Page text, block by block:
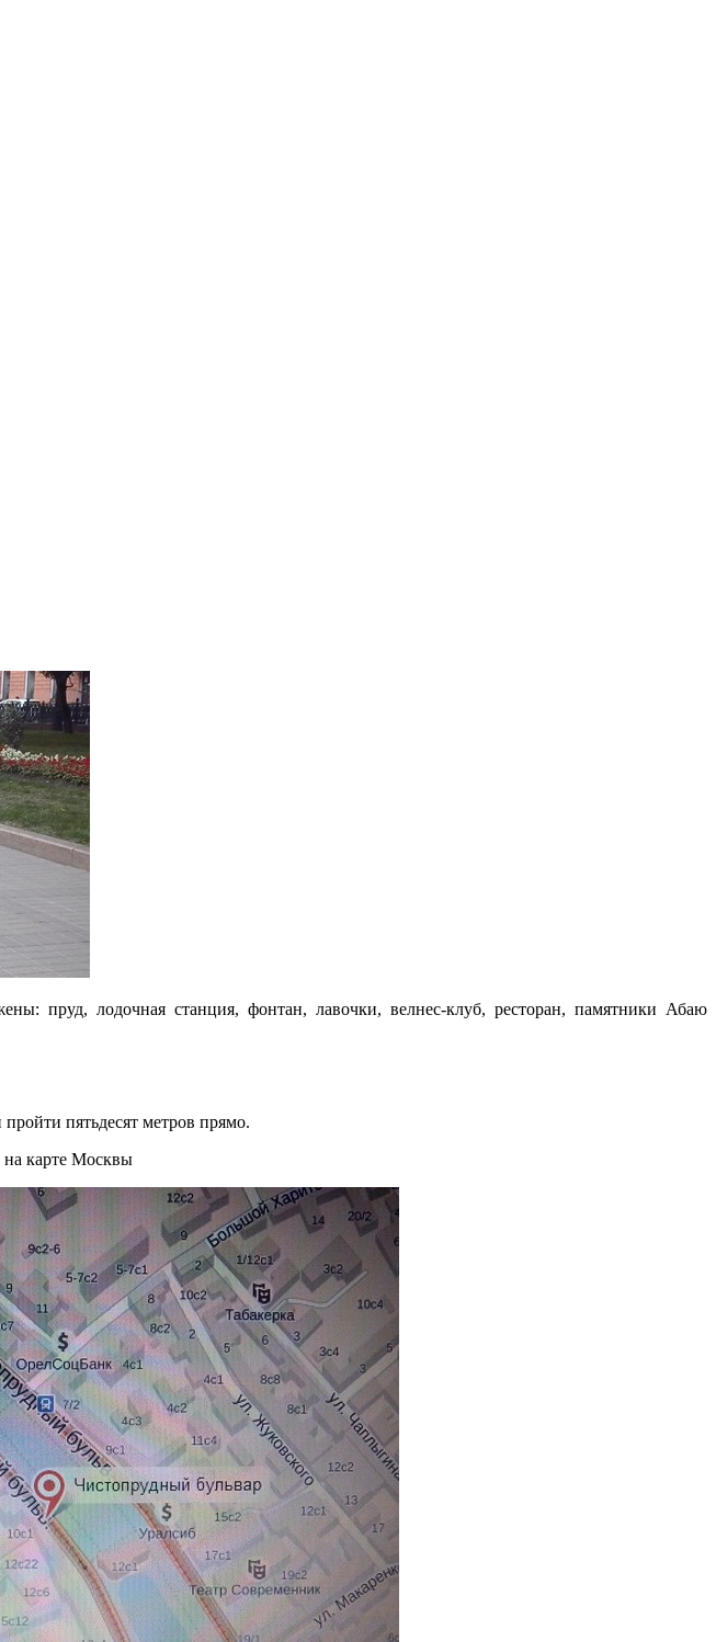
пруд, лодочная станция, фонтан, лавочки, велнес-клуб, ресторан, памятники Абаю
пятьдесят метров прямо.
на карте Москвы